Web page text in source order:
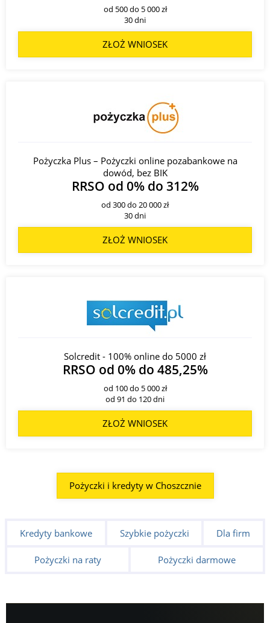
od 500 do 5 000 zł
30 dni
ZŁOŻ WNIOSEK
Pożyczka Plus – Pożyczki online pozabankowe na
dowód, bez BIK
RRSO od 0% do 312%
od 300 do 20 000 zł
30 dni
ZŁOŻ WNIOSEK
Solcredit - 100% online do 5000 zł
RRSO od 0% do 485,25%
od 100 do 5 000 zł
od 91 do 120 dni
ZŁOŻ WNIOSEK
Pożyczki i kredyty w Choszcznie
Kredyty bankowe Szybkie pożyczki Dla firm
Pożyczki na raty Pożyczki darmowe